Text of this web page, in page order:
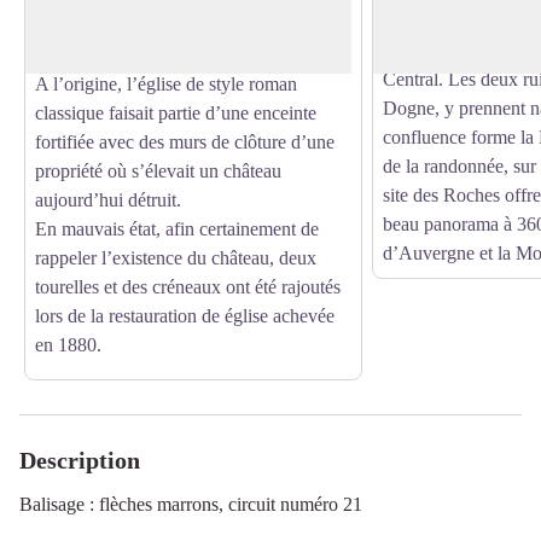
A l’origine, l’église de style roman
classique faisait partie d’une enceinte
fortifiée avec des murs de clôture d’une
propriété où s’élevait un château
aujourd’hui détruit.
En mauvais état, afin certainement de
rappeler l’existence du château, deux
tourelles et des créneaux ont été rajoutés
lors de la restauration de église achevée
en 1880.
Central. Les deux
Dogne, y prennent
confluence forme
de la randonnée,
site des Roches
beau panorama à
d’Auvergne et la
Description
Balisage : flèches marrons, circuit numéro 21